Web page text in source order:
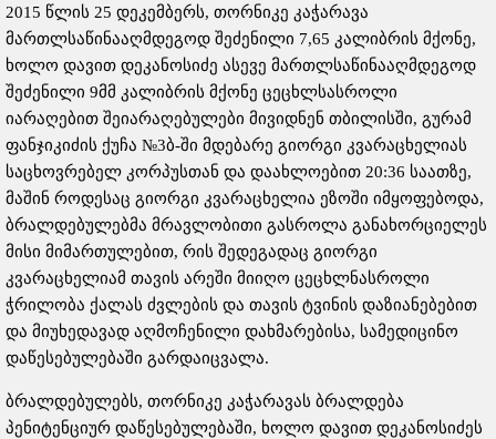
2015 წლის 25 დეკემბერს, თორნიკე კაჭარავა
მართლსაწინააღმდეგოდ შეძენილი 7,65 კალიბრის მქონე,
ხოლო დავით დეკანოსიძე ასევე მართლსაწინააღმდეგოდ
შეძენილი 9მმ კალიბრის მქონე ცეცხლსასროლი
იარაღებით შეიარაღებულები მივიდნენ თბილისში, გურამ
ფანჯიკიძის ქუჩა №3ბ-ში მდებარე გიორგი კვარაცხელიას
საცხოვრებელ კორპუსთან და დაახლოებით 20:36 საათზე,
მაშინ როდესაც გიორგი კვარაცხელია ეზოში იმყოფებოდა,
ბრალდებულებმა მრავლობითი გასროლა განახორციელეს
მისი მიმართულებით, რის შედეგადაც გიორგი
კვარაცხელიამ თავის არეში მიიღო ცეცხლნასროლი
ჭრილობა ქალას ძვლების და თავის ტვინის დაზიანებებით
და მიუხედავად აღმოჩენილი დახმარებისა, სამედიცინო
დაწესებულებაში გარდაიცვალა.
ბრალდებულებს, თორნიკე კაჭარავას ბრალდება
პენიტენციურ დაწესებულებაში, ხოლო დავით დეკანოსიძეს